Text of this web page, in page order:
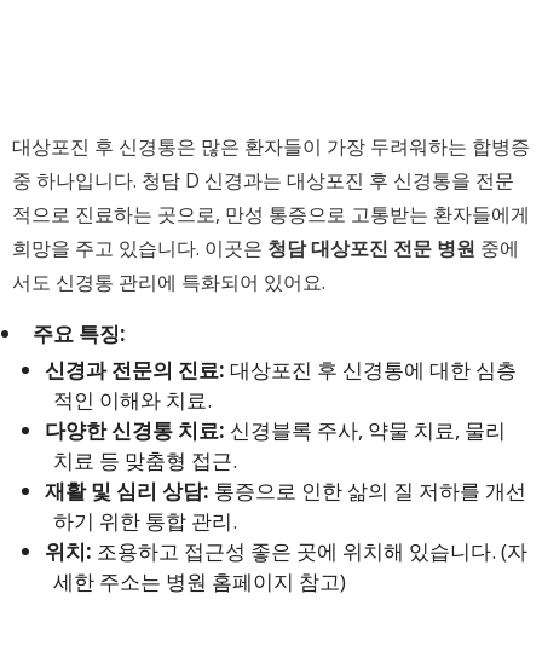
대상포진 후 신경통은 많은 환자들이 가장 두려워하는 합병증
중 하나입니다. 청담 D 신경과는 대상포진 후 신경통을 전문
적으로 진료하는 곳으로, 만성 통증으로 고통받는 환자들에게
희망을 주고 있습니다. 이곳은 청담 대상포진 전문 병원 중에
서도 신경통 관리에 특화되어 있어요.
주요 특징:
신경과 전문의 진료: 대상포진 후 신경통에 대한 심층
적인 이해와 치료.
다양한 신경통 치료: 신경블록 주사, 약물 치료, 물리
치료 등 맞춤형 접근.
재활 및 심리 상담: 통증으로 인한 삶의 질 저하를 개선
하기 위한 통합 관리.
위치: 조용하고 접근성 좋은 곳에 위치해 있습니다. (자
세한 주소는 병원 홈페이지 참고)